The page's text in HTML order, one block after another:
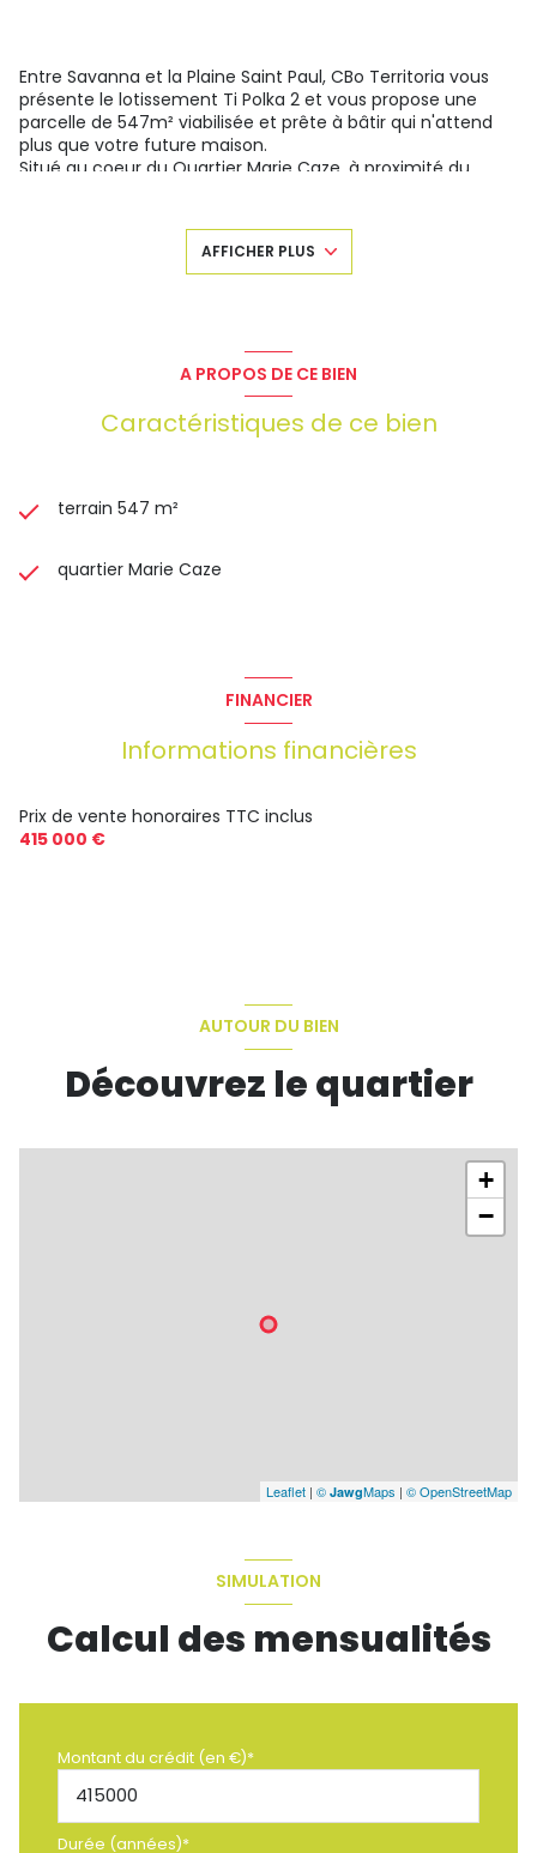
Entre Savanna et la Plaine Saint Paul, CBo Territoria vous
présente le lotissement Ti Polka 2 et vous propose une
parcelle de 547m² viabilisée et prête à bâtir qui n'attend
plus que votre future maison.
Situé au coeur du Quartier Marie Caze, à proximité du
privilégié et résidentiel de l'ouest.
Prix de vente : 415 000 € FAI TTC
Les informations sur les risques auxquels ce bien est
exposé sont disponibles sur le site Géorisques :
www.georisques.gouv.fr
AFFICHER PLUS
A PROPOS DE CE BIEN
Caractéristiques de ce bien
terrain 547 m²
quartier Marie Caze
FINANCIER
Informations financières
Prix de vente honoraires TTC inclus
415 000 €
AUTOUR DU BIEN
Découvrez le quartier
+
−
Leaflet | © JawgMaps | © OpenStreetMap
SIMULATION
Calcul des mensualités
Montant du crédit (en €)*
Durée (années)*